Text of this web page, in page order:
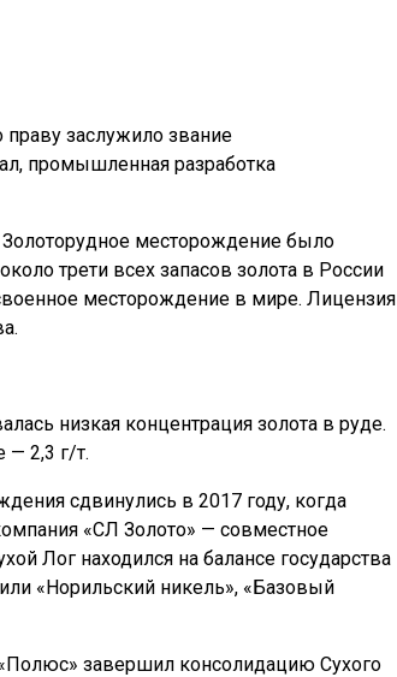
заслужило звание
промышленная разработка
Золоторудное месторождение было
трети всех запасов золота в России
месторождение в мире. Лицензия
низкая концентрация золота в руде.
— 2,3 г/т.
сдвинулись в 2017 году, когда
«СЛ Золото» — совместное
Лог находился на балансе государства
«Норильский никель», «Базовый
«Полюс» завершил консолидацию Сухого